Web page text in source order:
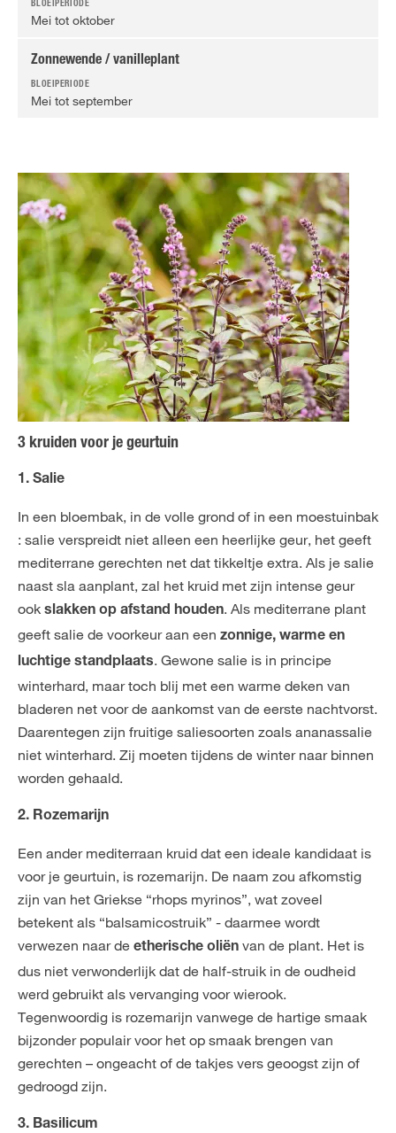
Mei tot oktober
Zonnewende / vanilleplant
Mei tot september
3 kruiden voor je geurtuin
1. Salie
In een bloembak, in de volle grond of in een moestuinbak
: salie verspreidt niet alleen een heerlijke geur, het geeft
mediterrane gerechten net dat tikkeltje extra. Als je salie
naast sla aanplant, zal het kruid met zijn intense geur
ook slakken op afstand houden. Als mediterrane plant
geeft salie de voorkeur aan een zonnige, warme en
luchtige standplaats. Gewone salie is in principe
winterhard, maar toch blij met een warme deken van
bladeren net voor de aankomst van de eerste nachtvorst.
Daarentegen zijn fruitige saliesoorten zoals ananassalie
niet winterhard. Zij moeten tijdens de winter naar binnen
worden gehaald.
2. Rozemarijn
Een ander mediterraan kruid dat een ideale kandidaat is
voor je geurtuin, is rozemarijn. De naam zou afkomstig
zijn van het Griekse “rhops myrinos”, wat zoveel
betekent als “balsamicostruik” - daarmee wordt
verwezen naar de etherische oliën van de plant. Het is
dus niet verwonderlijk dat de half-struik in de oudheid
werd gebruikt als vervanging voor wierook.
Tegenwoordig is rozemarijn vanwege de hartige smaak
bijzonder populair voor het op smaak brengen van
gerechten – ongeacht of de takjes vers geoogst zijn of
gedroogd zijn.
3. Basilicum